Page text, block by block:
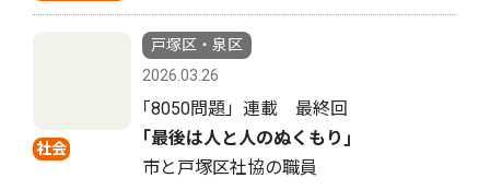
社会
戸塚区・泉区
2026.03.26
｢8050問題」連載 最終回
｢最後は人と人のぬくもり｣
市と戸塚区社協の職員